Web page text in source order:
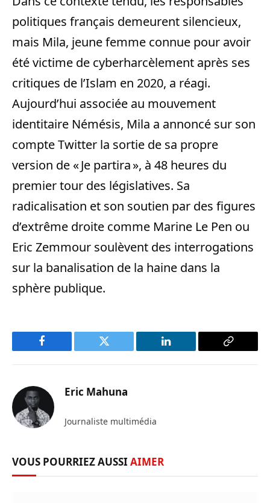
politiques français demeurent silencieux,
mais Mila, jeune femme connue pour avoir
été victime de cyberharcèlement après ses
critiques de l’Islam en 2020, a réagi.
Aujourd’hui associée au mouvement
identitaire Némésis, Mila a annoncé sur son
compte Twitter la sortie de sa propre
version de « Je partira », à 48 heures du
premier tour des législatives. Sa
radicalisation et son soutien par des figures
d’extrême droite comme Marine Le Pen ou
Eric Zemmour soulèvent des interrogations
sur la banalisation de la haine dans la
sphère publique.
Facebook Twitter LinkedIn
Copy
Eric Mahuna
Journaliste multimédia
VOUS POURRIEZ AUSSI AIMER